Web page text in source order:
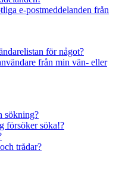
e-postmeddelanden från
för något?
från min vän- eller
sökning?
försöker söka!?
trådar?